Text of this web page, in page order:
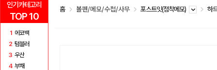
인기카테고리
TOP 10
1 에코백
2 텀블러
3 우산
4 부채
홈 볼펜/메모/수첩/사무 포스트잇(점착메모) 하